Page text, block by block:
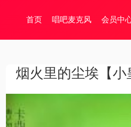
首页 唱吧麦克风 会员中
烟火里的尘埃【小